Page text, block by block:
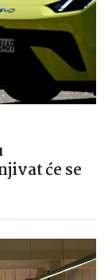
će se